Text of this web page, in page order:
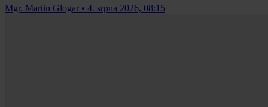
Mgr. Martin Glogar • 4. srpna 2026, 08:15